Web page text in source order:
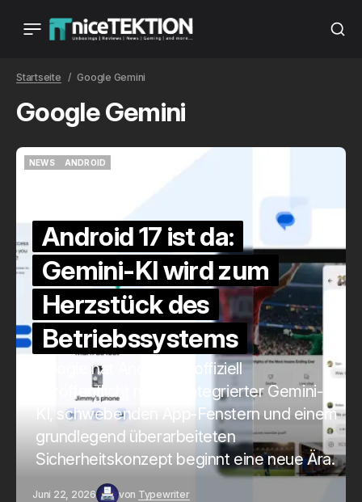
Startseite Google Gemini
Google Gemini
NEWS
ANDROID
Android 17 ist da:
Gemini-KI wird zum
Herzstück des
Betriebssystems
Google hat Android 17 offiziell
veröffentlicht mit tief integrierter Gemini-
KI, schwebenden App-Fenstern und einem
grundlegend überarbeiteten
Sicherheitskonzept beginnt eine neue Ära.
Juni 22, 2026 von Typewriter